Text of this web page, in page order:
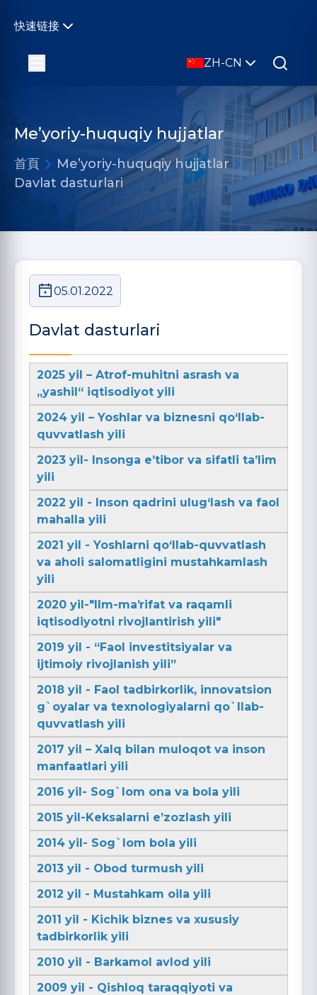
快速链接
ZH-CN
Me’yoriy-huquqiy hujjatlar
首頁
Me’yoriy-huquqiy hujjatlar
Davlat dasturlari
05.01.2022
Davlat dasturlari
2025 yil – Atrof-muhitni asrash va
„yashil“ iqtisodiyot yili
2024 yil – Yoshlar va biznesni qo‘llab-
quvvatlash yili
2023 yil- Insonga e’tibor va sifatli ta’lim
yili
2022 yil - Inson qadrini ulug‘lash va faol
mahalla yili
2021 yil - Yoshlarni qo‘llab-quvvatlash
va aholi salomatligini mustahkamlash
yili
2020 yil-"Ilm-maʼrifat va raqamli
iqtisodiyotni rivojlantirish yili"
2019 yil - “Faol investitsiyalar va
ijtimoiy rivojlanish yili”
2018 yil - Faol tadbirkorlik, innovatsion
g`oyalar va texnologiyalarni qo`llab-
quvvatlash yili
2017 yil – Xalq bilan muloqot va inson
manfaatlari yili
2016 yil- Sog`lom ona va bola yili
2015 yil-Keksalarni e’zozlash yili
2014 yil- Sog`lom bola yili
2013 yil - Obod turmush yili
2012 yil - Mustahkam oila yili
2011 yil - Kichik biznes va xususiy
tadbirkorlik yili
2010 yil - Barkamol avlod yili
2009 yil - Qishloq taraqqiyoti va